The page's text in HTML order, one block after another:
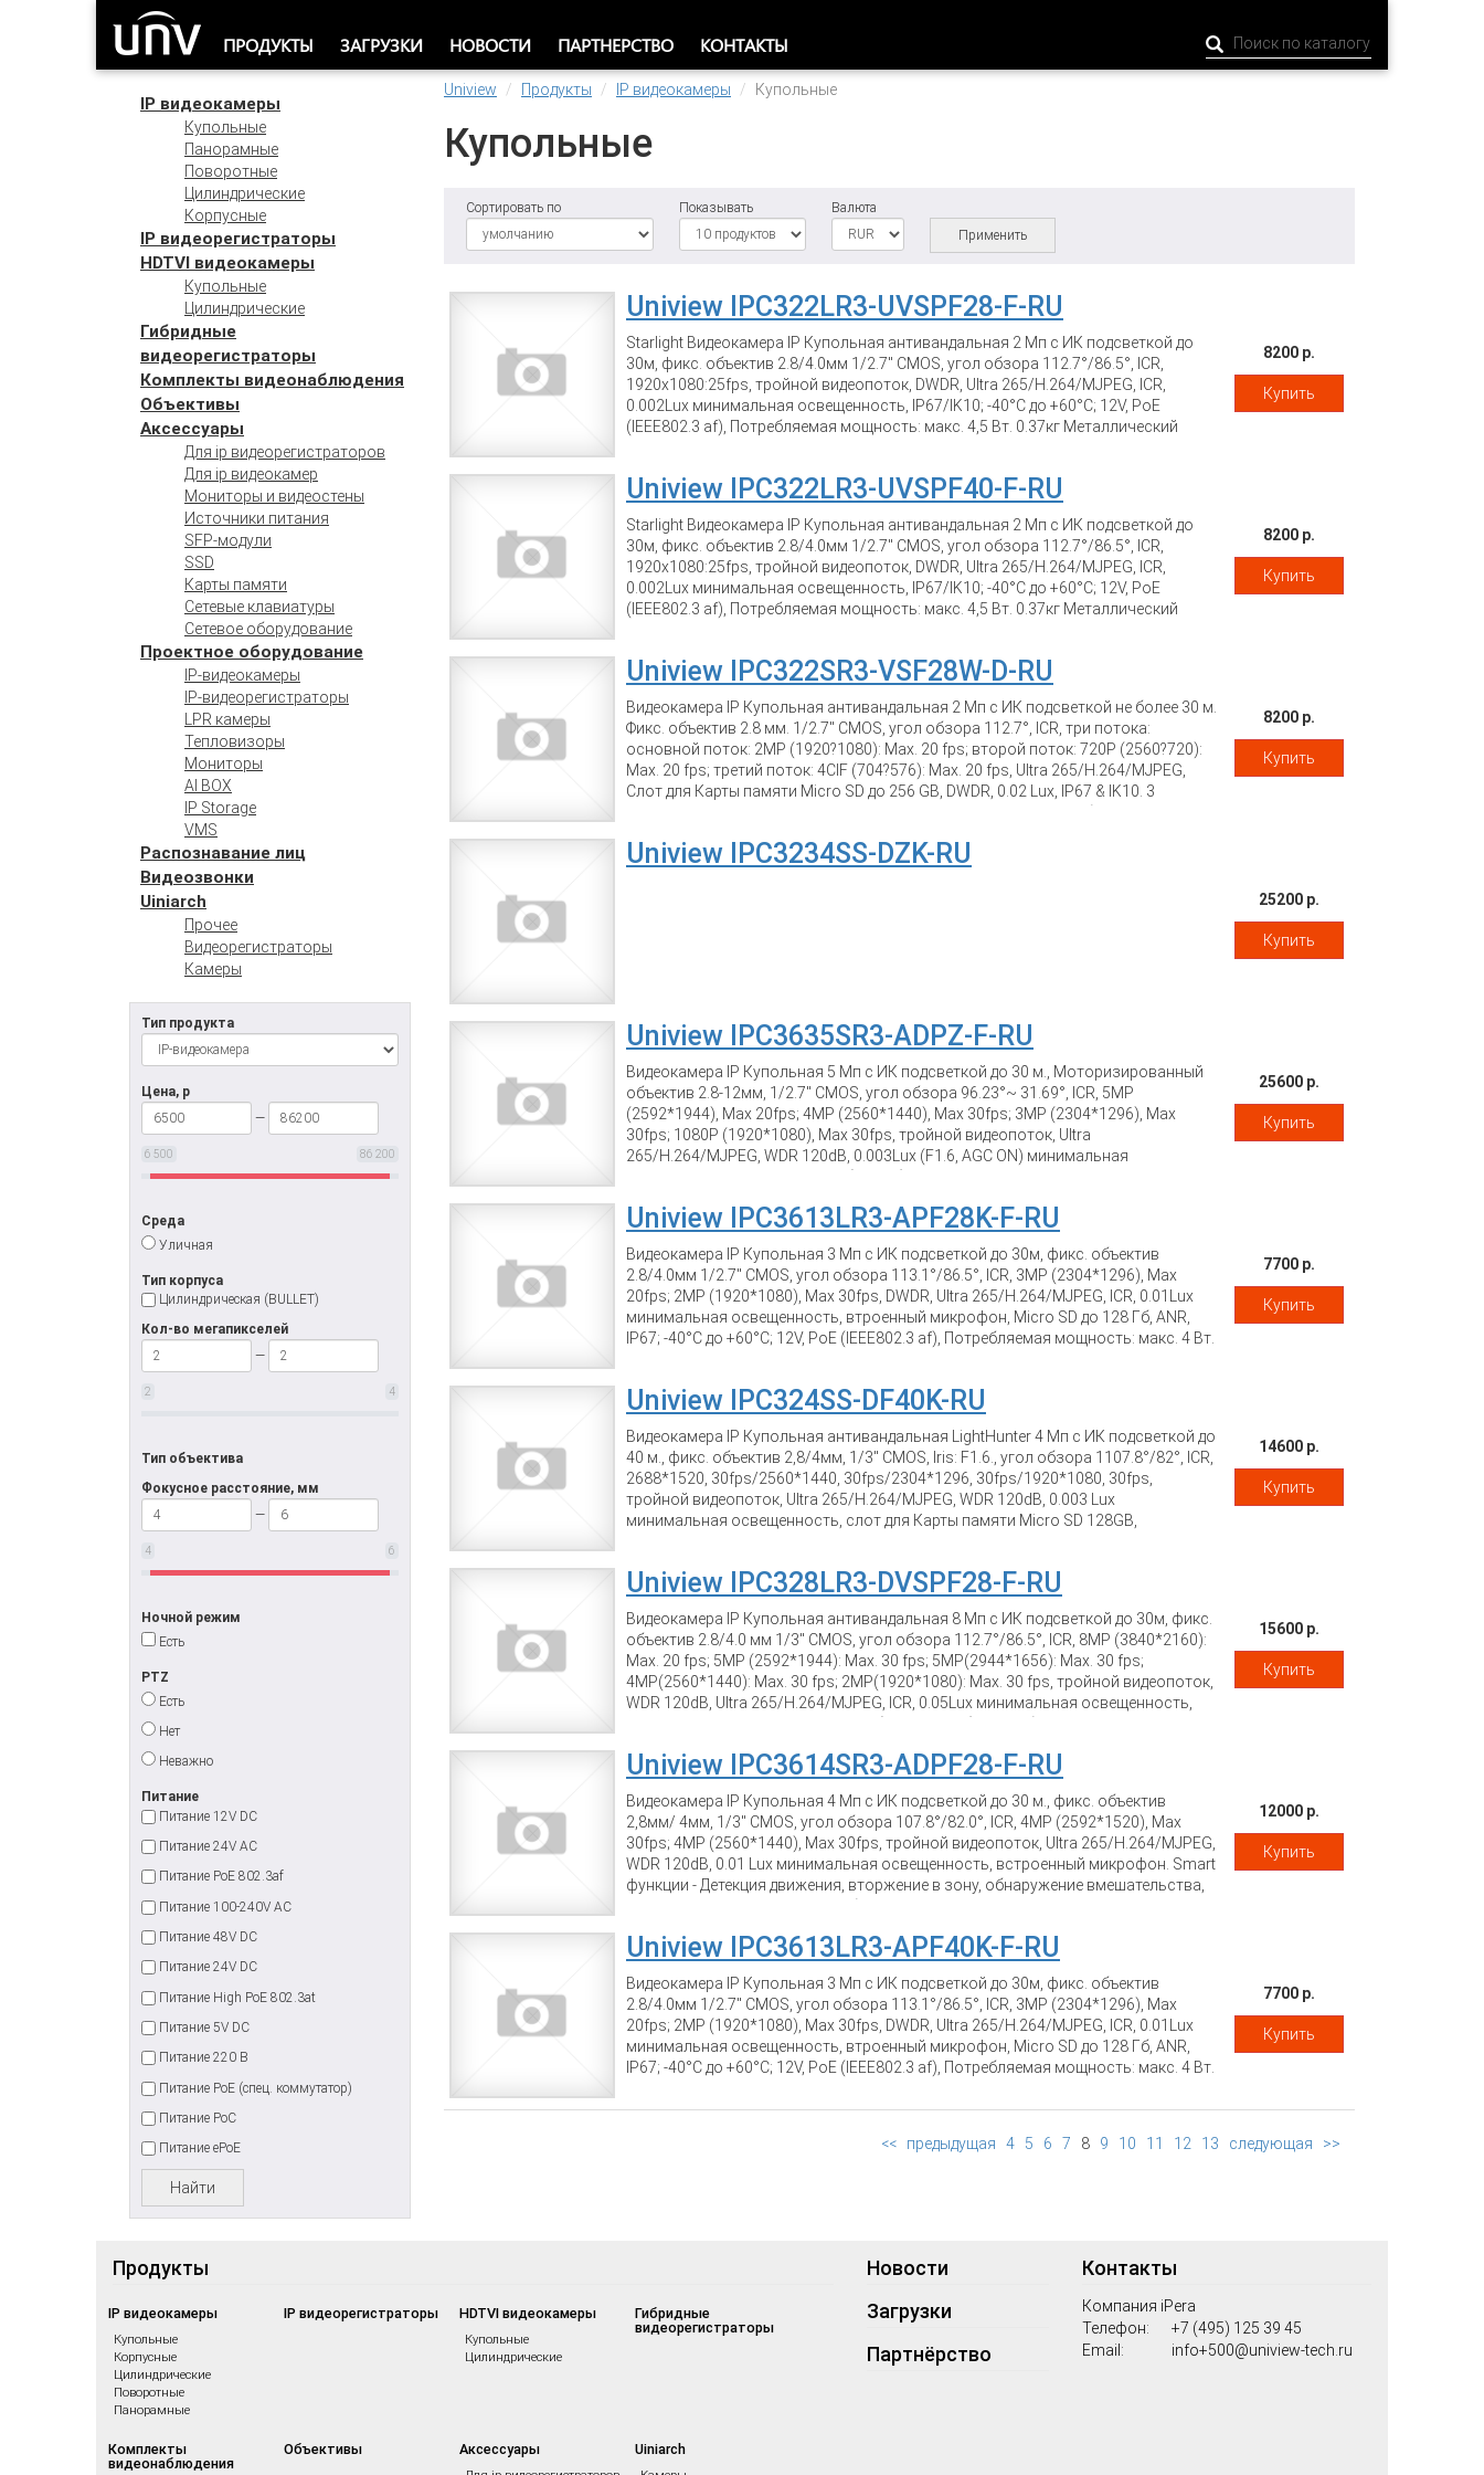
ПРОДУКТЫ ЗАГРУЗКИ НОВОСТИ ПАРТНЕРСТВО КОНТАКТЫ
IP видеокамеры
Купольные
Панорамные
Поворотные
Цилиндрические
Корпусные
IP видеорегистраторы
HDTVI видеокамеры
Купольные
Цилиндрические
Гибридные
видеорегистраторы
Комплекты видеонаблюдения
Объективы
Аксессуары
Для ip видеорегистраторов
Для ip видеокамер
Мониторы и видеостены
Источники питания
SFP-модули
SSD
Карты памяти
Сетевые клавиатуры
Сетевое оборудование
Проектное оборудование
IP-видеокамеры
IP-видеорегистраторы
LPR камеры
Тепловизоры
Мониторы
AI BOX
IP Storage
VMS
Распознавание лиц
Видеозвонки
Uiniarch
Прочее
Видеорегистраторы
Камеры
Тип продукта
Цена, р
—
6 500 86 200
Среда
Уличная
Тип корпуса
Цилиндрическая (BULLET)
Кол-во мегапикселей
—
2 4
Тип объектива
Фокусное расстояние, мм
—
4 6
Ночной режим
Есть
PTZ
Есть
Нет
Неважно
Питание
Питание 12V DC
Питание 24V AC
Питание PoE 802.3af
Питание 100-240V AC
Питание 48V DC
Питание 24V DC
Питание High PoE 802.3at
Питание 5V DC
Питание 220 В
Питание PoE (спец. коммутатор)
Питание PoC
Питание ePoE
Найти
Uniview Продукты IP видеокамеры Купольные
Купольные
Сортировать по Показывать
Валюта
Применить
Uniview IPC322LR3-UVSPF28-F-RU
Starlight Видеокамера IP Купольная антивандальная 2 Мп с ИК подсветкой до
30м, фикс. объектив 2.8/4.0мм 1/2.7" CMOS, угол обзора 112.7°/86.5°, ICR,
1920x1080:25fps, тройной видеопоток, DWDR, Ultra 265/H.264/MJPEG, ICR,
0.002Lux минимальная освещенность, IP67/IK10; -40°C до +60°C; 12V, PoE
(IEEE802.3 af), Потребляемая мощность: макс. 4,5 Вт. 0.37кг Металлический
8200 р.
Купить
Uniview IPC322LR3-UVSPF40-F-RU
Starlight Видеокамера IP Купольная антивандальная 2 Мп с ИК подсветкой до
30м, фикс. объектив 2.8/4.0мм 1/2.7" CMOS, угол обзора 112.7°/86.5°, ICR,
1920x1080:25fps, тройной видеопоток, DWDR, Ultra 265/H.264/MJPEG, ICR,
0.002Lux минимальная освещенность, IP67/IK10; -40°C до +60°C; 12V, PoE
(IEEE802.3 af), Потребляемая мощность: макс. 4,5 Вт. 0.37кг Металлический
8200 р.
Купить
Uniview IPC322SR3-VSF28W-D-RU
Видеокамера IP Купольная антивандальная 2 Мп с ИК подсветкой не более 30 м.
Фикс. объектив 2.8 мм. 1/2.7" CMOS, угол обзора 112.7°, ICR, три потока:
основной поток: 2MP (1920?1080): Max. 20 fps; второй поток: 720P (2560?720):
Max. 20 fps; третий поток: 4CIF (704?576): Max. 20 fps, Ultra 265/H.264/MJPEG,
Слот для Карты памяти Micro SD до 256 GB, DWDR, 0.02 Lux, IP67 & IK10. 3
8200 р.
Купить
Uniview IPC3234SS-DZK-RU
25200 р.
Купить
Uniview IPC3635SR3-ADPZ-F-RU
Видеокамера IP Купольная 5 Мп с ИК подсветкой до 30 м., Моторизированный
объектив 2.8-12мм, 1/2.7" CMOS, угол обзора 96.23°~ 31.69°, ICR, 5MP
(2592*1944), Max 20fps; 4MP (2560*1440), Max 30fps; 3MP (2304*1296), Max
30fps; 1080P (1920*1080), Max 30fps, тройной видеопоток, Ultra
265/H.264/MJPEG, WDR 120dB, 0.003Lux (F1.6, AGC ON) минимальная
аудио детекция, вторжение в область , детекция человека. IP67; -40°C до +60°C;
25600 р.
Купить
Uniview IPC3613LR3-APF28K-F-RU
Видеокамера IP Купольная 3 Мп с ИК подсветкой до 30м, фикс. объектив
2.8/4.0мм 1/2.7" CMOS, угол обзора 113.1°/86.5°, ICR, 3MP (2304*1296), Max
20fps; 2MP (1920*1080), Max 30fps, DWDR, Ultra 265/H.264/MJPEG, ICR, 0.01Lux
минимальная освещенность, втроенный микрофон, Micro SD до 128 Гб, ANR,
IP67; -40°C до +60°C; 12V, PoE (IEEE802.3 af), Потребляемая мощность: макс. 4 Вт.
7700 р.
Купить
Uniview IPC324SS-DF40K-RU
Видеокамера IP Купольная антивандальная LightHunter 4 Мп с ИК подсветкой до
40 м., фикс. объектив 2,8/4мм, 1/3" CMOS, Iris: F1.6., угол обзора 1107.8°/82°, ICR,
2688*1520, 30fps/2560*1440, 30fps/2304*1296, 30fps/1920*1080, 30fps,
тройной видеопоток, Ultra 265/H.264/MJPEG, WDR 120dB, 0.003 Lux
минимальная освещенность, слот для Карты памяти Micro SD 128GB,
др. IP67/IK10; -40°C до +60°C; 12V±25%, PoE (IEEE802.3 af), Потребляемая
14600 р.
Купить
Uniview IPC328LR3-DVSPF28-F-RU
Видеокамера IP Купольная антивандальная 8 Мп с ИК подсветкой до 30м, фикс.
объектив 2.8/4.0 мм 1/3" CMOS, угол обзора 112.7°/86.5°, ICR, 8MP (3840*2160):
Max. 20 fps; 5MP (2592*1944): Max. 30 fps; 5MP(2944*1656): Max. 30 fps;
4MP(2560*1440): Max. 30 fps; 2MP(1920*1080): Max. 30 fps, тройной видеопоток,
WDR 120dB, Ultra 265/H.264/MJPEG, ICR, 0.05Lux минимальная освещенность,
15600 р.
Купить
Uniview IPC3614SR3-ADPF28-F-RU
Видеокамера IP Купольная 4 Мп с ИК подсветкой до 30 м., фикс. объектив
2,8мм/ 4мм, 1/3" CMOS, угол обзора 107.8°/82.0°, ICR, 4MP (2592*1520), Max
30fps; 4MP (2560*1440), Max 30fps, тройной видеопоток, Ultra 265/H.264/MJPEG,
WDR 120dB, 0.01 Lux минимальная освещенность, встроенный микрофон. Smart
функции - Детекция движения, вторжение в зону, обнаружение вмешательства,
12000 р.
Купить
Uniview IPC3613LR3-APF40K-F-RU
Видеокамера IP Купольная 3 Мп с ИК подсветкой до 30м, фикс. объектив
2.8/4.0мм 1/2.7" CMOS, угол обзора 113.1°/86.5°, ICR, 3MP (2304*1296), Max
20fps; 2MP (1920*1080), Max 30fps, DWDR, Ultra 265/H.264/MJPEG, ICR, 0.01Lux
минимальная освещенность, втроенный микрофон, Micro SD до 128 Гб, ANR,
IP67; -40°C до +60°C; 12V, PoE (IEEE802.3 af), Потребляемая мощность: макс. 4 Вт.
7700 р.
Купить
<< предыдущая 4 5 6 7 8 9 10 11 12 13 следующая >>
Продукты
IP видеокамеры
Купольные
Корпусные
Цилиндрические
Поворотные
Панорамные
IP видеорегистраторы HDTVI видеокамеры
Купольные
Цилиндрические
Гибридные
видеорегистраторы
Комплекты
видеонаблюдения
Объективы Аксессуары Uiniarch
Новости
Загрузки
Партнёрство
Контакты
Компания iPera
Телефон:
+7 (495) 125 39 45
Email:
info+500@uniview-tech.ru